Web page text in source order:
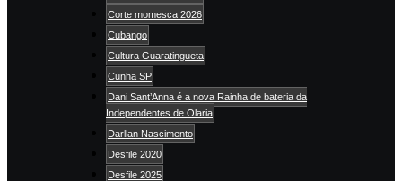
Corte momesca 2026
Cubango
Cultura Guaratingueta
Cunha SP
Dani Sant’Anna é a nova Rainha de bateria da
Independentes de Olaria
Darllan Nascimento
Desfile 2020
Desfile 2025